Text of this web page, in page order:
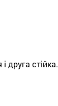
друга стійка.